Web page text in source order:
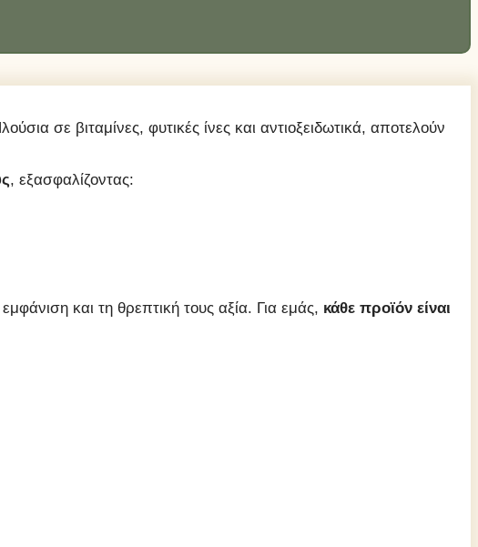
σε βιταμίνες, φυτικές ίνες και αντιοξειδωτικά, αποτελούν
, εξασφαλίζοντας:
και τη θρεπτική τους αξία. Για εμάς, κάθε προϊόν είναι